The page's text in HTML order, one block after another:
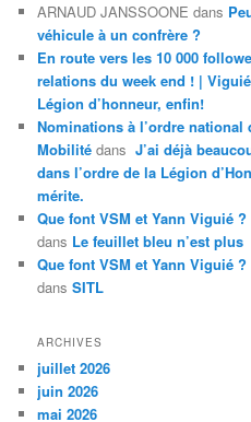
ARNAUD JANSSOONE dans
véhicule à un confrère ?
En route vers les 10 000
relations du week end ! |
Légion d’honneur, enfin!
Nominations à l’ordre
Mobilité dans J’ai déjà
dans l’ordre de la Légion
mérite.
Que font VSM et Yann Viguié
dans Le feuillet bleu n’est plus
Que font VSM et Yann Viguié
dansSITL
ARCHIVES
juillet 2026
juin 2026
mai 2026